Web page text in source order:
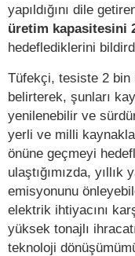
yapıldığını dile
üretim kapasitesini
hedeflediklerini
Tüfekçi, tesiste 2 bin
belirterek, şunları
yenilenebilir ve
yerli ve milli
önüne geçmeyi
ulaştığımızda,
emisyonunu
elektrik ihtiyacını
yüksek tonajlı
teknoloji